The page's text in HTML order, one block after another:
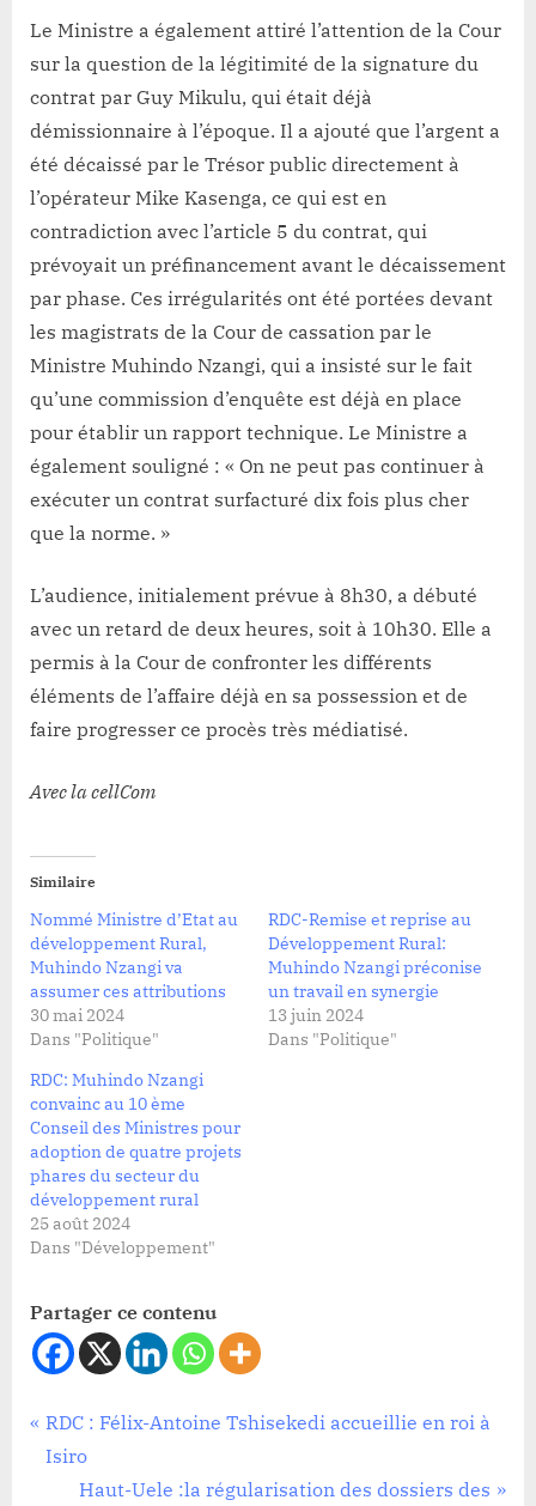
Le Ministre a également attiré l’attention de la Cour
sur la question de la légitimité de la signature du
contrat par Guy Mikulu, qui était déjà
démissionnaire à l’époque. Il a ajouté que l’argent a
été décaissé par le Trésor public directement à
l’opérateur Mike Kasenga, ce qui est en
contradiction avec l’article 5 du contrat, qui
prévoyait un préfinancement avant le décaissement
par phase. Ces irrégularités ont été portées devant
les magistrats de la Cour de cassation par le
Ministre Muhindo Nzangi, qui a insisté sur le fait
qu’une commission d’enquête est déjà en place
pour établir un rapport technique. Le Ministre a
également souligné : « On ne peut pas continuer à
exécuter un contrat surfacturé dix fois plus cher
que la norme. »
L’audience, initialement prévue à 8h30, a débuté
avec un retard de deux heures, soit à 10h30. Elle a
permis à la Cour de confronter les différents
éléments de l’affaire déjà en sa possession et de
faire progresser ce procès très médiatisé.
Avec la cellCom
Similaire
Nommé Ministre d’Etat au
développement Rural,
Muhindo Nzangi va
assumer ces attributions
30 mai 2024
Dans "Politique"
RDC-Remise et reprise au
Développement Rural:
Muhindo Nzangi préconise
un travail en synergie
13 juin 2024
Dans "Politique"
RDC: Muhindo Nzangi
convainc au 10 ème
Conseil des Ministres pour
adoption de quatre projets
phares du secteur du
développement rural
25 août 2024
Dans "Développement"
Partager ce contenu
Société
Navigation
P
r
RDC : Félix-Antoine Tshisekedi accueillie en roi à
Isiro
N
Haut-Uele :la régularisation des dossiers des